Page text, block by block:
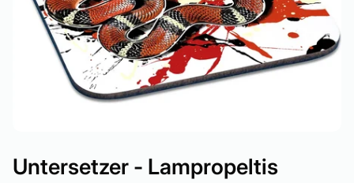
Untersetzer - Lampropeltis